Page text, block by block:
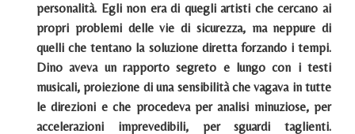
personalità. Egli non era di quegli artisti che cercano ai
propri problemi delle vie di sicurezza, ma neppure di
quelli che tentano la soluzione diretta forzando i tempi.
Dino aveva un rapporto segreto e lungo con i testi
musicali, proiezione di una sensibilità che vagava in tutte
le direzioni e che procedeva per analisi minuziose, per
accelerazioni imprevedibili, per sguardi taglienti.